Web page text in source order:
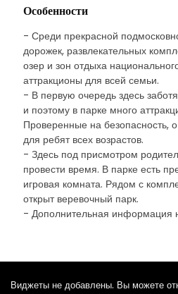
Особенности
- Среди прекрасной
дорожек, развлекательных
озер и зон отдыха
аттракционы для всей семьи.
- В первую очередь здесь
и поэтому в парке много
Проверенные на безопасность,
для ребят всех возрастов.
- Здесь под присмотром
провести время. В парке есть
игровая комната. Рядом с
открыт веревочный парк.
- Дополнительная информация
Виджеты не добавлены. Вы можете